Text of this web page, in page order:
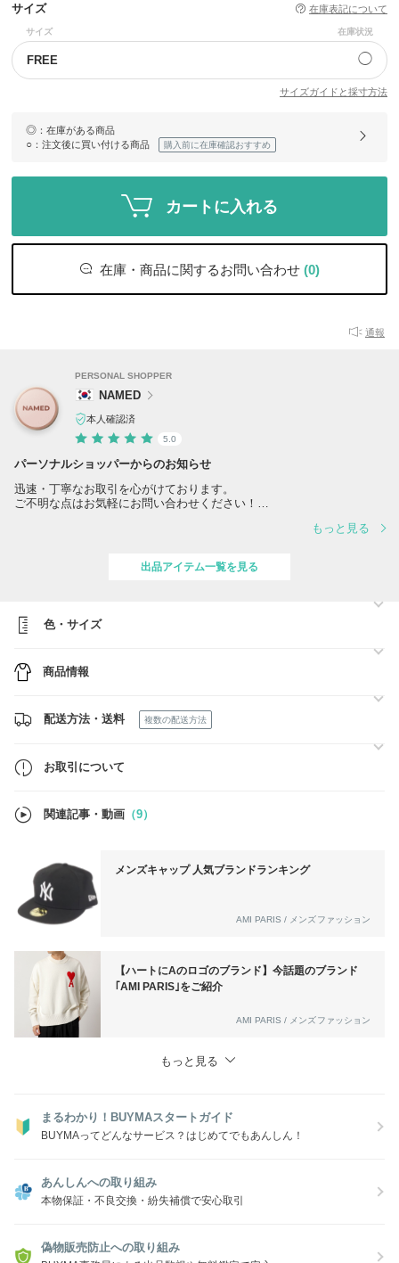
サイズ 在庫表記について
サイズ 在庫状況
FREE ◯
サイズガイドと採寸方法
◎ ：在庫がある商品
○ ：注文後に買い付ける商品 購入前に在庫確認おすすめ
カートに入れる
在庫・商品に関するお問い合わせ (0)
通報
PERSONAL SHOPPER
NAMED
本人確認済
5.0
パーソナルショッパーからのお知らせ
迅速・丁寧なお取引を心がけております。
ご不明な点はお気軽にお問い合わせください！
【梱包・配送について】
・すべての商品は段ボール箱に入れ、丁寧な梱包でお届けします。
【新作・ファン登録】
毎週新作更新中！「ファン登録」で最新情報をいち早くお届け。完売前
【あんしんプラスについて】
良、本物保証の4つの補償が受けられます。
します＾＾
もっと見る
出品アイテム一覧を見る
色・サイズ
商品情報
配送方法・送料 複数の配送方法
お取引について
関連記事・動画 （9）
メンズキャップ 人気ブランドランキング
AMI PARIS / メンズファッション
【ハートにAのロゴのブランド】今話題のブランド
｢AMI PARIS｣をご紹介
AMI PARIS / メンズファッション
もっと見る
まるわかり！BUYMAスタートガイド
BUYMAってどんなサービス？はじめてでもあんしん！
あんしんへの取り組み
本物保証・不良交換・紛失補償で安心取引
偽物販売防止への取り組み